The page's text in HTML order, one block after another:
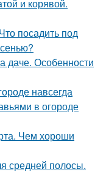
и корявой.
посадить под
даче. Особенности
навсегда
в огороде
Чем хороши
средней полосы.